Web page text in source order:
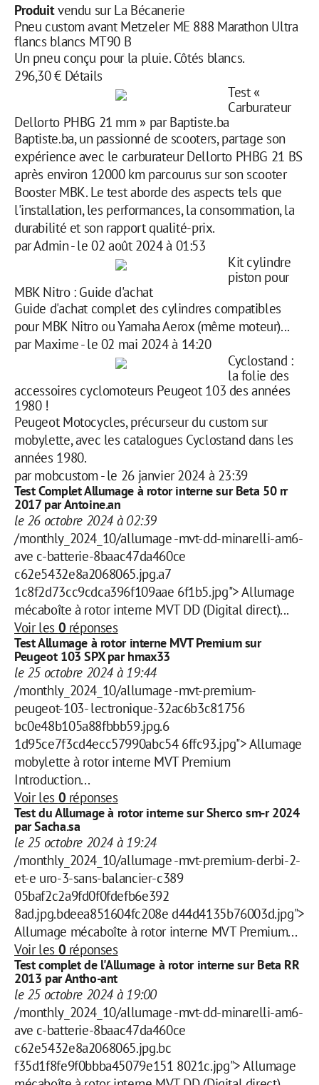
Produitvendu sur La Bécanerie
Pneu custom avant Metzeler ME 888 Marathon Ultra
flancs blancs MT90 B
Un pneu conçu pour la pluie. Côtés blancs.
296,30 € Détails
Test «
Carburateur
Dellorto PHBG 21 mm » par Baptiste.ba
Baptiste.ba, un passionné de scooters, partage son
expérience avec le carburateur Dellorto PHBG 21 BS
après environ 12000 km parcourus sur son scooter
Booster MBK. Le test aborde des aspects tels que
l'installation, les performances, la consommation, la
durabilité et son rapport qualité-prix.
parAdmin-le 02 août 2024 à 01:53
Kit cylindre
piston pour
MBK Nitro : Guide d'achat
Guide d'achat complet des cylindres compatibles
pour MBK Nitro ou Yamaha Aerox (même moteur)...
parMaxime-le 02 mai 2024 à 14:20
Cyclostand :
la folie des
accessoires cyclomoteurs Peugeot 103 des années
1980 !
Peugeot Motocycles, précurseur du custom sur
mobylette, avec les catalogues Cyclostand dans les
années 1980.
parmobcustom-le 26 janvier 2024 à 23:39
Test Complet Allumage à rotor interne sur Beta 50 rr
2017 par Antoine.an
le 26 octobre 2024 à 02:39
/monthly_2024_10/allumage -mvt-dd-minarelli-am6-
ave c-batterie-8baac47da460ce
c62e5432e8a2068065.jpg.a7
1c8f2d73cc9cdca396f109aae 6f1b5.jpg"> Allumage
mécaboîte à rotor interne MVT DD (Digital direct)...
Voir les 0 réponses
Test Allumage à rotor interne MVT Premium sur
Peugeot 103 SPX par hmax33
le 25 octobre 2024 à 19:44
/monthly_2024_10/allumage -mvt-premium-
peugeot-103- lectronique-32ac6b3c81756
bc0e48b105a88fbbb59.jpg.6
1d95ce7f3cd4ecc57990abc54 6ffc93.jpg"> Allumage
mobylette à rotor interne MVT Premium
Introduction...
Voir les 0 réponses
Test du Allumage à rotor interne sur Sherco sm-r 2024
par Sacha.sa
le 25 octobre 2024 à 19:24
/monthly_2024_10/allumage -mvt-premium-derbi-2-
et-e uro-3-sans-balancier-c389
05baf2c2a9fd0f0fdefb6e392
8ad.jpg.bdeea851604fc208e d44d4135b76003d.jpg">
Allumage mécaboîte à rotor interne MVT Premium...
Voir les 0 réponses
Test complet de l'Allumage à rotor interne sur Beta RR
2013 par Antho-ant
le 25 octobre 2024 à 19:00
/monthly_2024_10/allumage -mvt-dd-minarelli-am6-
ave c-batterie-8baac47da460ce
c62e5432e8a2068065.jpg.bc
f35d1f8fe9f0bbba45079e151 8021c.jpg"> Allumage